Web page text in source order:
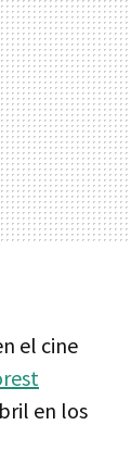
el cine
en los